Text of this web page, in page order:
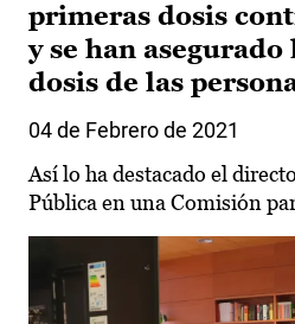
primeras dosis
y se han asegurado
dosis de las
04 de Febrero de 2021
Así lo ha destacado el
Pública en una Comisión